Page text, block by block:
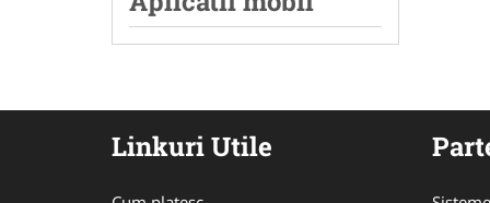
Linkuri Utile